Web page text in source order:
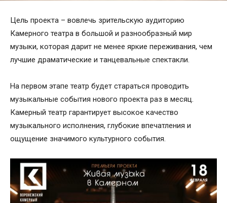
Цель проекта – вовлечь зрительскую аудиторию
Камерного театра в большой и разнообразный мир
музыки, которая дарит не менее яркие переживания, чем
лучшие драматические и танцевальные спектакли.
На первом этапе театр будет стараться проводить
музыкальные события нового проекта раз в месяц.
Камерный театр гарантирует высокое качество
музыкального исполнения, глубокие впечатления и
ощущение значимого культурного события.